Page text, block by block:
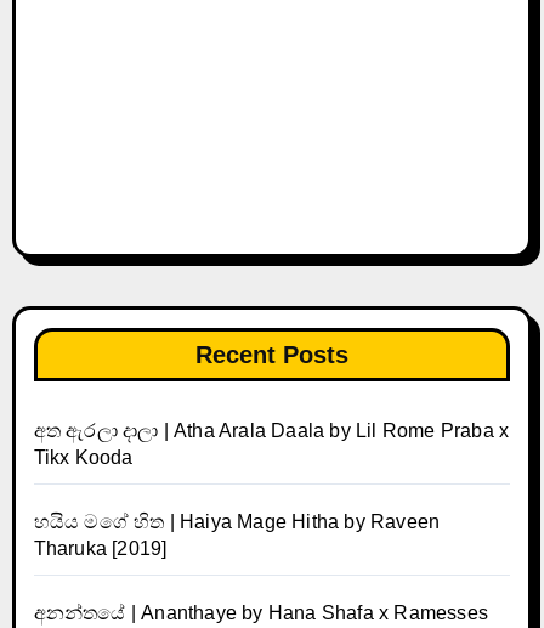
Recent Posts
අත ඇරලා දාලා | Atha Arala Daala by Lil Rome Praba x
Tikx Kooda
හයිය මගේ හිත | Haiya Mage Hitha by Raveen
Tharuka [2019]
අනන්තයේ | Ananthaye by Hana Shafa x Ramesses